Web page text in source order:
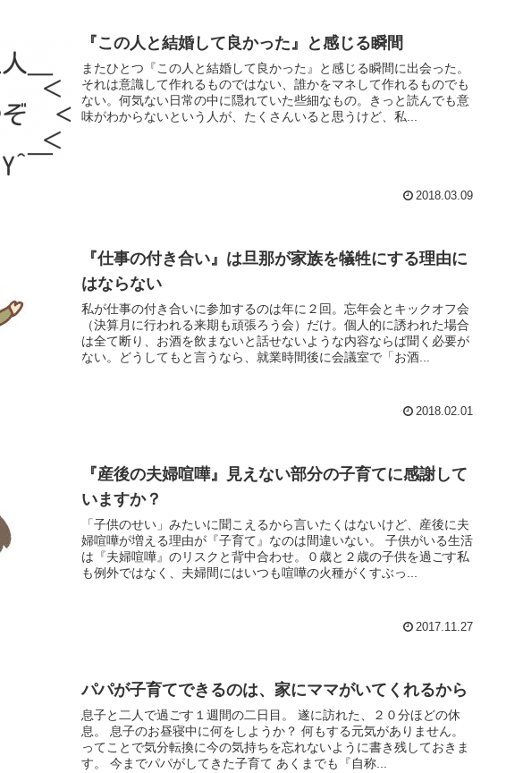
『この人と結婚して良かった』と感じる瞬間
またひとつ『この人と結婚して良かった』と感じる瞬間に出会った。
それは意識して作れるものではない、誰かをマネして作れるものでも
ない。何気ない日常の中に隠れていた些細なもの。きっと読んでも意
味がわからないという人が、たくさんいると思うけど、私...
2018.03.09
『仕事の付き合い』は旦那が家族を犠牲にする理由に
はならない
私が仕事の付き合いに参加するのは年に２回。忘年会とキックオフ会
（決算月に行われる来期も頑張ろう会）だけ。個人的に誘われた場合
は全て断り、お酒を飲まないと話せないような内容ならば聞く必要が
ない。どうしてもと言うなら、就業時間後に会議室で「お酒...
2018.02.01
『産後の夫婦喧嘩』見えない部分の子育てに感謝して
いますか？
「子供のせい」みたいに聞こえるから言いたくはないけど、産後に夫
婦喧嘩が増える理由が『子育て』なのは間違いない。 子供がいる生活
は『夫婦喧嘩』のリスクと背中合わせ。０歳と２歳の子供を過ごす私
も例外ではなく、夫婦間にはいつも喧嘩の火種がくすぶっ...
2017.11.27
パパが子育てできるのは、家にママがいてくれるから
息子と二人で過ごす１週間の二日目。 遂に訪れた、２０分ほどの休
息。 息子のお昼寝中に何をしようか？ 何もする元気がありません。
ってことで気分転換に今の気持ちを忘れないように書き残しておきま
す。 今までパパがしてきた子育て あくまでも『自称...